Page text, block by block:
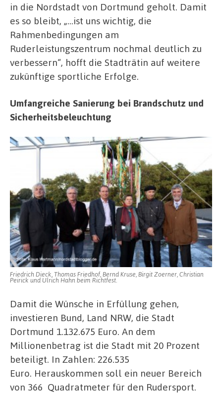
in die Nordstadt von Dortmund geholt. Damit
es so bleibt, „…ist uns wichtig, die
Rahmenbedingungen am
Ruderleistungszentrum nochmal deutlich zu
verbessern“, hofft die Stadträtin auf weitere
zukünftige sportliche Erfolge.
Umfangreiche Sanierung bei Brandschutz und
Sicherheitsbeleuchtung
Friedrich Dieck, Thomas Friedhof, Bernd Kruse, Birgit Zoerner, Christian
Peirick und Ulrich Hahn beim Richtfest.
Damit die Wünsche in Erfüllung gehen,
investieren Bund, Land NRW, die Stadt
Dortmund 1.132.675 Euro. An dem
Millionenbetrag ist die Stadt mit 20 Prozent
beteiligt. In Zahlen: 226.535
Euro. Herauskommen soll ein neuer Bereich
von 366 Quadratmeter für den Rudersport.